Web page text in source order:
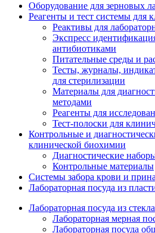
Оборудование для зерновых
Реагенты и тест системы для
Реактивы для
Экспресс
антибиотиками
Питательные среды и
Тесты, журналы,
для стерилизации
Материалы для
методами
Реагенты для
Тест-полоски для
Контрольные и
клинической биохимии
Диагностические
Контрольные материалы
Системы забора крови и
Лабораторная посуда из
Лабораторная посуда из стекла
Лабораторная мерная
Лабораторная посуда